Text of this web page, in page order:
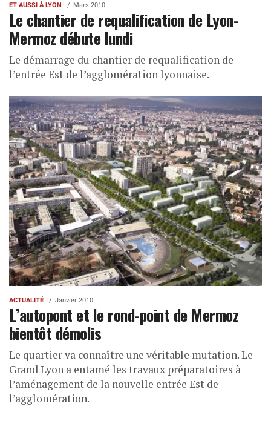
ET AUSSI À LYON Mars 2010
Le chantier de requalification de Lyon-
Mermoz débute lundi
Le démarrage du chantier de requalification de
l’entrée Est de l’agglomération lyonnaise.
ACTUALITÉ Janvier 2010
L’autopont et le rond-point de Mermoz
bientôt démolis
Le quartier va connaître une véritable mutation. Le
Grand Lyon a entamé les travaux préparatoires à
l’aménagement de la nouvelle entrée Est de
l’agglomération.